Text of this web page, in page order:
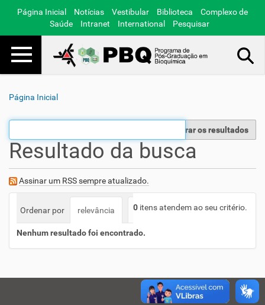
Página Inicial Notícias Vestibular Biblioteca
Complexo de
Saúde
Intranet International Pesquisar
Toggle navigation
Página Inicial
Filtrar os resultados
Resultado da busca
Assinar um RSS sempre atualizado.
0 itens atendem ao seu critério.
Ordenar por relevância data (mais recente primeiro)
Nenhum resultado foi encontrado.